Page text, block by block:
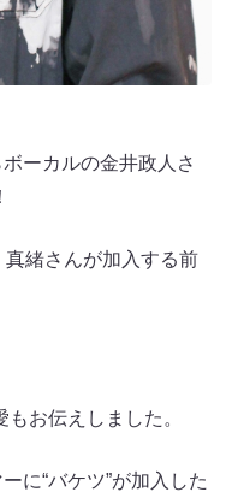
ーカルの金井政人さ
緒さんが加入する前
お伝えしました。
に“バケツ”が加入した